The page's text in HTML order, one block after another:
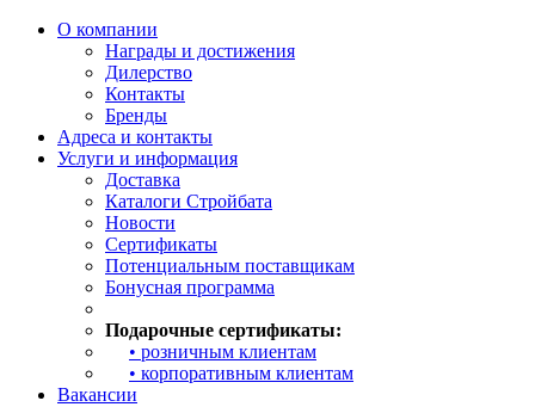
О компании
Награды и достижения
Дилерство
Контакты
Бренды
Адреса и контакты
Услуги и информация
Доставка
Каталоги Стройбата
Новости
Сертификаты
Потенциальным поставщикам
Бонусная программа
Подарочные сертификаты:
• розничным клиентам
• корпоративным клиентам
Вакансии